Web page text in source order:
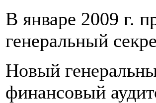
В январе 2009 г.
генеральный
Новый
финансовый